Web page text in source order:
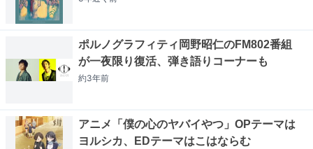
ポルノグラフィティ岡野昭仁のFM802番組
が一夜限り復活、弾き語りコーナーも
約3年前
アニメ「僕の心のヤバイやつ」OPテーマは
ヨルシカ、EDテーマはこはならむ